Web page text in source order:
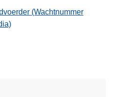
(Wachtnummer